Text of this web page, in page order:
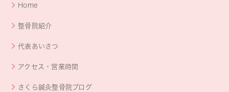
Home
整骨院紹介
代表あいさつ
アクセス・営業時間
さくら鍼灸整骨院ブログ